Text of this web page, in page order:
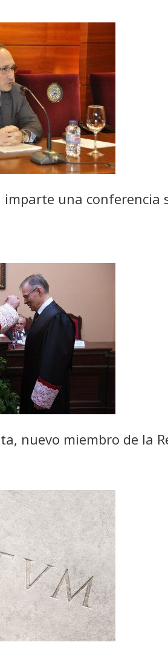
imparte una
nuevo miembro de la